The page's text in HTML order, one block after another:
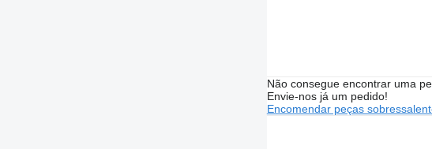
Não consegue encontrar uma
Envie-nos já um pedido!
Encomendar peças